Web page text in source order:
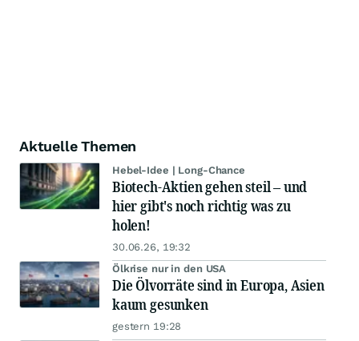
Aktuelle Themen
Hebel-Idee | Long-Chance
Biotech-Aktien gehen steil – und
hier gibt's noch richtig was zu
holen!
30.06.26, 19:32
Ölkrise nur in den USA
Die Ölvorräte sind in Europa, Asien
kaum gesunken
gestern 19:28